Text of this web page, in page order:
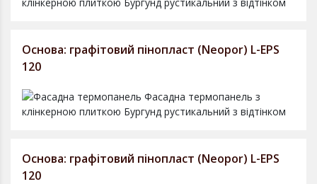
Основа: графітовий пінопласт (Neopor) L-EPS
120
Основа: графітовий пінопласт (Neopor) L-EPS
120